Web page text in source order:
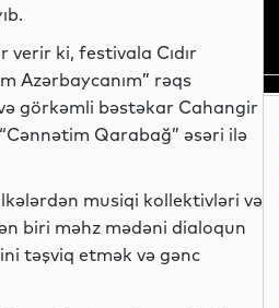
verir ki, festivala Cıdır
Azərbaycanım” rəqs
görkəmli bəstəkar Cahangir
Qarabağ” əsəri ilə
musiqi kollektivləri və
biri məhz mədəni dialoqun
təşviq etmək və gənc